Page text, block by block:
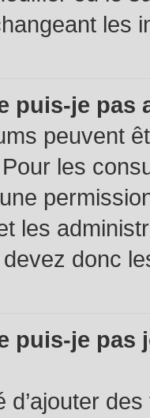
les
puis-je pas
peuvent
les
les
donc
puis-je pas
d’ajouter